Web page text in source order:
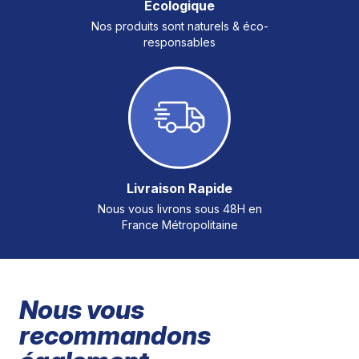
Ecologique
Nos produits sont naturels & éco-
responsables
Livraison Rapide
Nous vous livrons sous 48H en
France Métropolitaine
Nous vous
recommandons